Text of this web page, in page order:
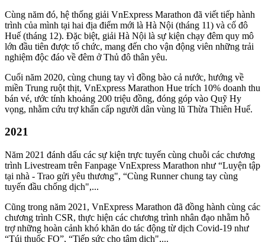
Cùng năm đó, hệ thống giải VnExpress Marathon đã viết tiếp hành
trình của mình tại hai địa điểm mới là Hà Nội (tháng 11) và cố đô
Huế (tháng 12). Đặc biệt, giải Hà Nội là sự kiện chạy đêm quy mô
lớn đầu tiên được tổ chức, mang đến cho vận động viên những trải
nghiệm độc đáo về đêm ở Thủ đô thân yêu.
Cuối năm 2020, cùng chung tay vì đồng bào cả nước, hướng về
miền Trung ruột thịt, VnExpress Marathon Hue trích 10% doanh thu
bán vé, ước tính khoảng 200 triệu đồng, đóng góp vào Quỹ Hy
vọng, nhằm cứu trợ khẩn cấp người dân vùng lũ Thừa Thiên Huế.
2021
Năm 2021 đánh dấu các sự kiện trực tuyến cùng chuỗi các chương
trình Livestream trên Fanpage VnExpress Marathon như “Luyện tập
tại nhà - Trao gửi yêu thương", “Cùng Runner chung tay cùng
tuyến đầu chống dịch",...
Cũng trong năm 2021, VnExpress Marathon đã đồng hành cùng các
chương trình CSR, thực hiện các chương trình nhân đạo nhằm hỗ
trợ những hoàn cảnh khó khăn do tác động từ dịch Covid-19 như
“Túi thuốc FO”, “Tiếp sức cho tâm dịch",...